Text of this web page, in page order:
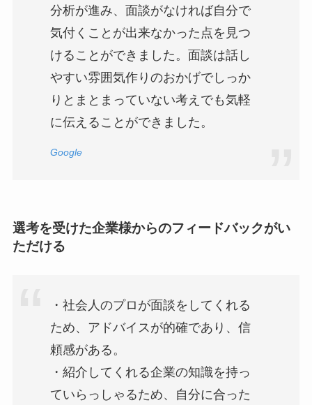
分析が進み、面談がなければ自分で
気付くことが出来なかった点を見つ
けることができました。面談は話し
やすい雰囲気作りのおかげでしっか
りとまとまっていない考えでも気軽
に伝えることができました。
Google
選考を受けた企業様からのフィードバックがい
ただける
・社会人のプロが面談をしてくれる
ため、アドバイスが的確であり、信
頼感がある。
・紹介してくれる企業の知識を持っ
ていらっしゃるため、自分に合った